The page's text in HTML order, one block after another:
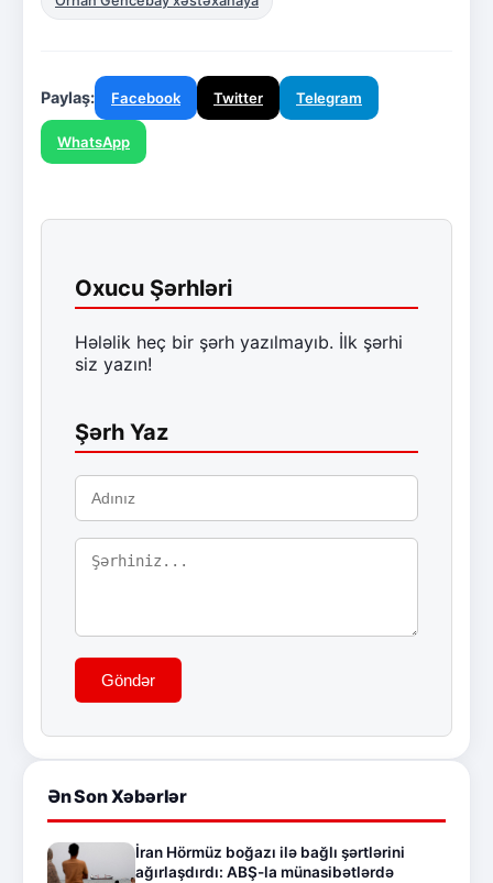
Paylaş: Facebook Twitter Telegram
WhatsApp
Oxucu Şərhləri
Hələlik heç bir şərh yazılmayıb. İlk şərhi
siz yazın!
Şərh Yaz
Göndər
Ən Son Xəbərlər
İran Hörmüz boğazı ilə bağlı şərtlərini
ağırlaşdırdı: ABŞ-la münasibətlərdə